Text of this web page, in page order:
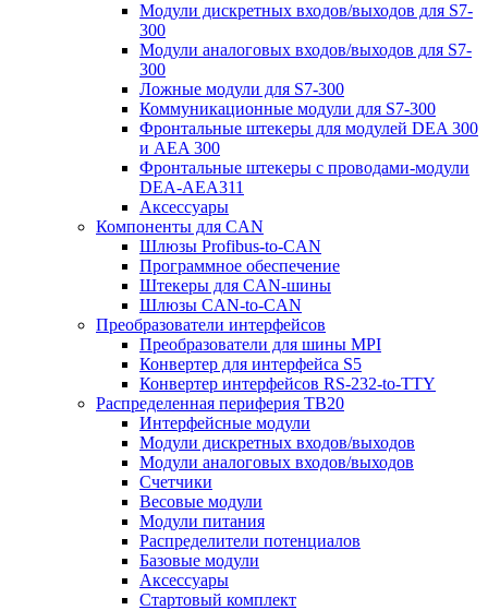
Модули дискретных входов/выходов для S7-
300
Модули аналоговых входов/выходов для S7-
300
Ложные модули для S7-300
Коммуникационные модули для S7-300
Фронтальные штекеры для модулей DEA 300
и AEA 300
Фронтальные штекеры с проводами-модули
DEA-AEA311
Аксессуары
Компоненты для CAN
Шлюзы Profibus-to-CAN
Программное обеспечение
Штекеры для CAN-шины
Шлюзы CAN-to-CAN
Преобразователи интерфейсов
Преобразователи для шины MPI
Конвертер для интерфейса S5
Конвертер интерфейсов RS-232-to-TTY
Распределенная периферия TB20
Интерфейсные модули
Модули дискретных входов/выходов
Модули аналоговых входов/выходов
Счетчики
Весовые модули
Модули питания
Распределители потенциалов
Базовые модули
Аксесcуары
Стартовый комплект